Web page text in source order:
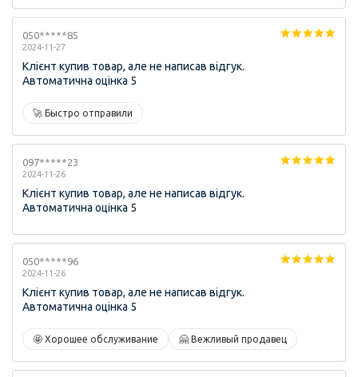
050*****85
2024-11-27
Клієнт купив товар, але не написав відгук.
Автоматична оцінка 5
🚀 Быстро отправили
097*****23
2024-11-26
Клієнт купив товар, але не написав відгук.
Автоматична оцінка 5
050*****96
2024-11-26
Клієнт купив товар, але не написав відгук.
Автоматична оцінка 5
🤩 Хорошее обслуживание 🤗 Вежливый продавец